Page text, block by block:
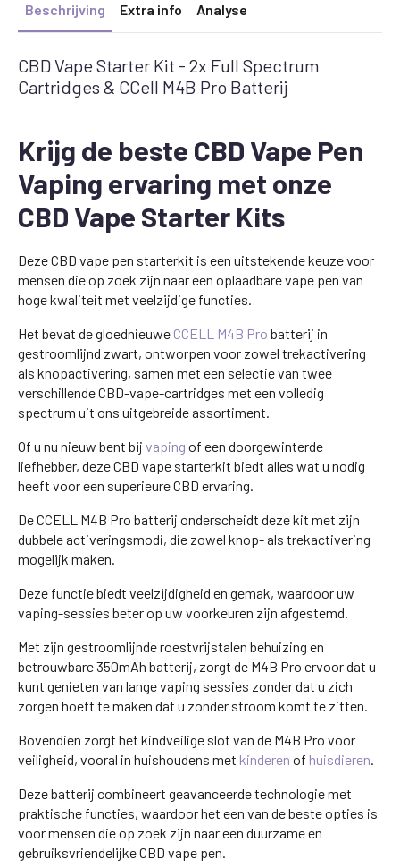
Beschrijving Extra info Analyse
CBD Vape Starter Kit - 2x Full Spectrum
Cartridges & CCell M4B Pro Batterij
Krijg de beste CBD Vape Pen
Vaping ervaring met onze
CBD Vape Starter Kits
Deze CBD vape pen starterkit is een uitstekende keuze voor
mensen die op zoek zijn naar een oplaadbare vape pen van
hoge kwaliteit met veelzijdige functies.
Het bevat de gloednieuwe CCELL M4B Pro batterij in
gestroomlijnd zwart, ontworpen voor zowel trekactivering
als knopactivering, samen met een selectie van twee
verschillende CBD-vape-cartridges met een volledig
spectrum uit ons uitgebreide assortiment.
Of u nu nieuw bent bij vaping of een doorgewinterde
liefhebber, deze CBD vape starterkit biedt alles wat u nodig
heeft voor een superieure CBD ervaring.
De CCELL M4B Pro batterij onderscheidt deze kit met zijn
dubbele activeringsmodi, die zowel knop- als trekactivering
mogelijk maken.
Deze functie biedt veelzijdigheid en gemak, waardoor uw
vaping-sessies beter op uw voorkeuren zijn afgestemd.
Met zijn gestroomlijnde roestvrijstalen behuizing en
betrouwbare 350mAh batterij, zorgt de M4B Pro ervoor dat u
kunt genieten van lange vaping sessies zonder dat u zich
zorgen hoeft te maken dat u zonder stroom komt te zitten.
Bovendien zorgt het kindveilige slot van de M4B Pro voor
veiligheid, vooral in huishoudens met kinderen of huisdieren.
Deze batterij combineert geavanceerde technologie met
praktische functies, waardoor het een van de beste opties is
voor mensen die op zoek zijn naar een duurzame en
gebruiksvriendelijke CBD vape pen.